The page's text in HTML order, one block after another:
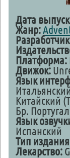
Дата
Жанр:
Платформа:
Движок:
Язык
Китайский
Бр.
Язык
Испанский
Тип
Лекарство: